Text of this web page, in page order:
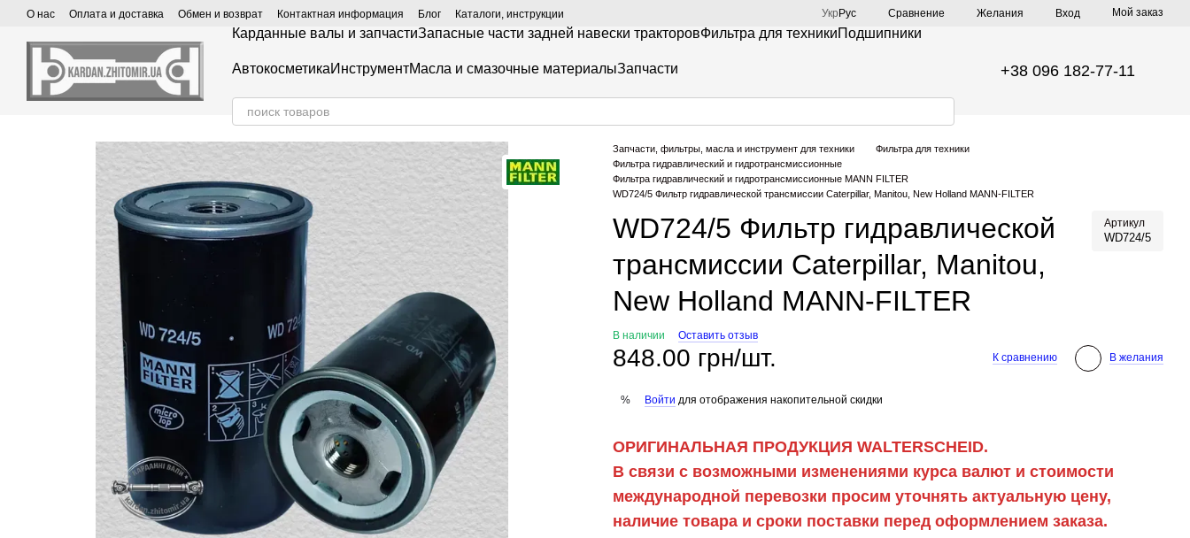
Перейти к основному контенту
О нас Оплата и доставка Обмен и возврат Контактная информация Блог Каталоги, инструкции Укр Рус Сравнение Желания Вход Мой заказ
Карданные валы и запчастиЗапасные части задней навески тракторовФильтра для техникиПодшипники
АвтокосметикаИнструментМасла и смазочные материалыЗапчасти +38 096 182-77-11
Запчасти, фильтры, масла и инструмент для техники
Фильтра для техники
Фильтра гидравлический и гидротрансмиссионные
Фильтра гидравлический и гидротрансмиссионные MANN FILTER
WD724/5 Фильтр гидравлической трансмиссии Caterpillar, Manitou, New Holland MANN-FILTER
WD724/5 Фильтр гидравлической
трансмиссии Caterpillar, Manitou,
New Holland MANN-FILTER
Артикул
WD724/5
В наличии Оставить отзыв
848.00 грн/шт. К сравнению В желания
% Войти для отображения накопительной скидки
ОРИГИНАЛЬНАЯ ПРОДУКЦИЯ WALTERSCHEID.
В связи с возможными изменениями курса валют и стоимости
международной перевозки просим уточнять актуальную цену,
наличие товара и сроки поставки перед оформлением заказа.